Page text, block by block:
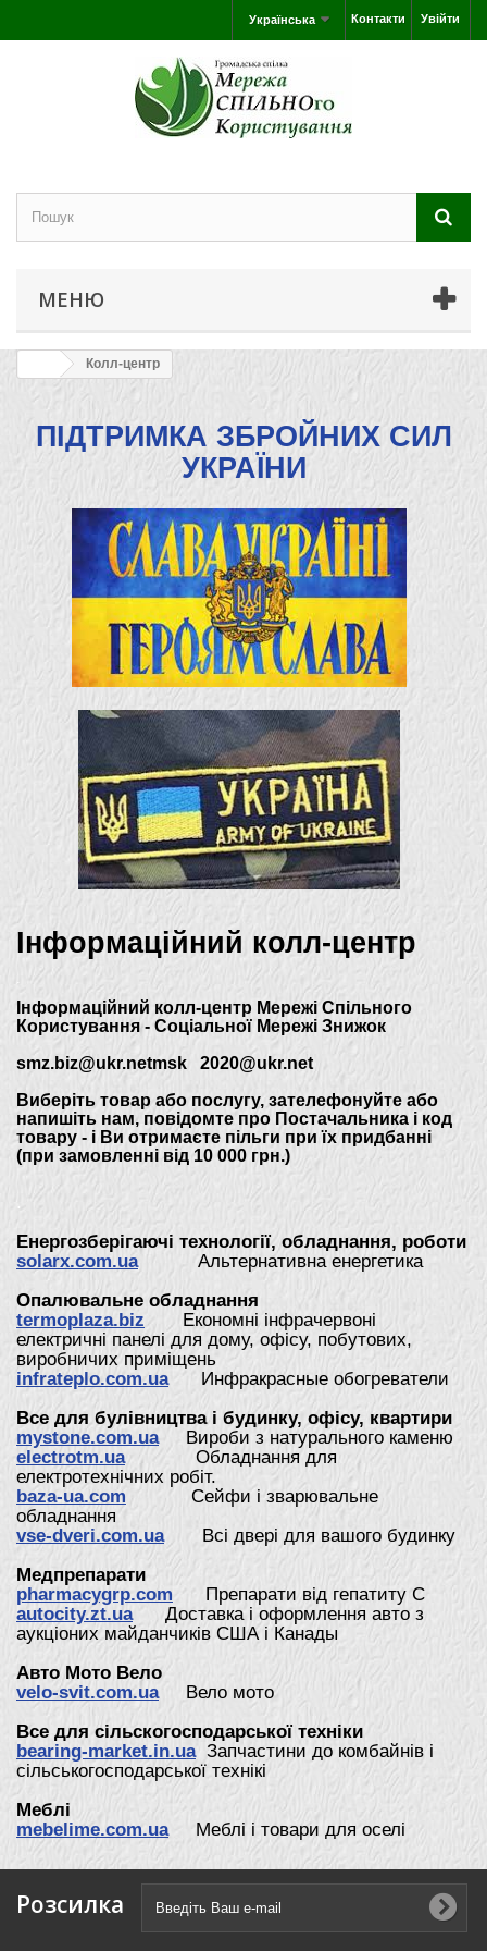
Увійти
Контакти
Українська
МЕНЮ
Колл-центр
ПІДТРИМКА ЗБРОЙНИХ СИЛ
УКРАЇНИ
Інформаційний колл-центр
Інформаційний колл-центр Мережі Спільного
Користування - Соціальної Мережі Знижок
smz.biz@ukr.netmsk 2020@ukr.net
Виберіть товар або послугу, зателефонуйте або
напишіть нам, повідомте про Постачальника і код
товару - і Ви отримаєте пільги при їх придбанні
(при замовленні від 10 000 грн.)
.
Енергозберігаючі технології, обладнання, роботи
solarx.com.uaАльтернативна енергетика
Опалювальне обладнання
termoplaza.biz Економні інфрачервоні
електричні панелі для дому, офісу, побутових,
виробничих приміщень
infrateplo.com.uaИнфракрасные обогреватели
Все для булівництва і будинку, офісу, квартири
mystone.com.uaВироби з натурального каменю
electrotm.uaОбладнання для
електротехнічних робіт.
baza-ua.com Сейфи і зварювальне
обладнання
vse-dveri.com.uaВсі двері для вашого будинку
Медпрепарати
pharmacygrp.com Препарати від гепатиту С
autocity.zt.uaДоставка і оформлення авто з
аукціоних майданчиків США і Канады
Авто Мото Вело
velo-svit.com.uaВело мото
Все для сільскогосподарської техніки
bearing-market.in.uaЗапчастини до комбайнів і
сільськогосподарської технікі
Меблі
mebelime.com.uaМеблі і товари для оселі
Розсилка